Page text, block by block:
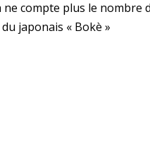
compte plus le nombre
japonais « Bokè »